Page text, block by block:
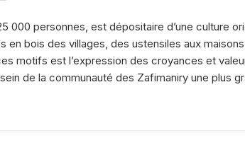
000 personnes, est dépositaire d’une culture
en bois des villages, des ustensiles aux
motifs est l’expression des croyances et
de la communauté des Zafimaniry une plus